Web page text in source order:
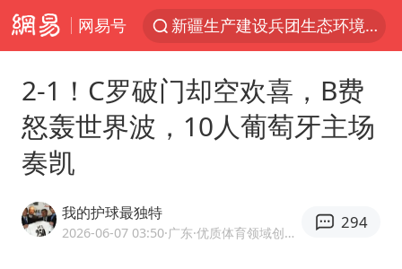
网易号
朱一龙的鼻子怎么了
三预警齐发 11个省份有大到暴雨
上海地铁4条线路全线停运
国乒连续两站无缘冠军
2-1！C罗破门却空欢喜，B费
怒轰世界波，10人葡萄牙主场
奏凯
我的护球最独特
2026-06-07 03:50·广东 ·优质体育领域创作者
294